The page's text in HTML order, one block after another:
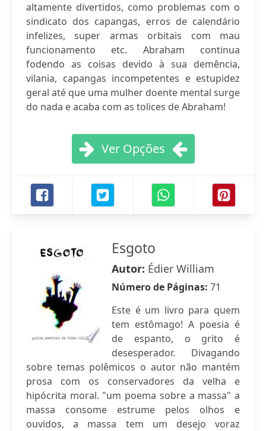
altamente divertidos, como problemas com o
sindicato dos capangas, erros de calendário
infelizes, super armas orbitais com mau
funcionamento etc. Abraham continua
fodendo as coisas devido à sua demência,
vilania, capangas incompetentes e estupidez
geral até que uma mulher doente mental surge
do nada e acaba com as tolices de Abraham!
Ver Opções
Esgoto
Autor: Édier William
Número de Páginas: 71
Este é um livro para quem
tem estômago! A poesia é
de espanto, o grito é
desesperador. Divagando
sobre temas polêmicos o autor não mantém
prosa com os conservadores da velha e
hipócrita moral. "um poema sobre a massa" a
massa consome estrume pelos olhos e
ouvidos, a massa tem um desejo voraz